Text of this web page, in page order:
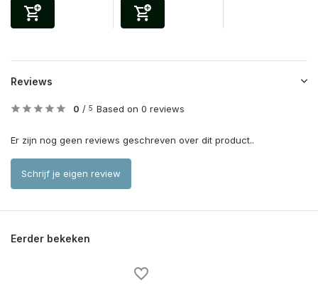
Reviews
0 / 5 Based on 0 reviews
Er zijn nog geen reviews geschreven over dit product..
Schrijf je eigen review
Eerder bekeken